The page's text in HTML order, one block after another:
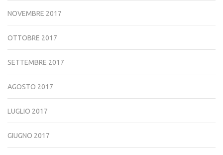
NOVEMBRE 2017
OTTOBRE 2017
SETTEMBRE 2017
AGOSTO 2017
LUGLIO 2017
GIUGNO 2017